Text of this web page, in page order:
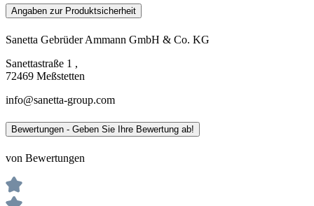
Angaben zur Produktsicherheit
Sanetta Gebrüder Ammann GmbH & Co. KG
Sanettastraße 1 ,
72469 Meßstetten
info@sanetta-group.com
Bewertungen - Geben Sie Ihre Bewertung ab!
von Bewertungen